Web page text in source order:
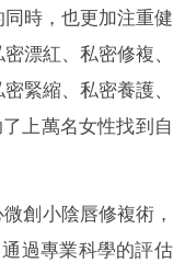
時，也更加注重健
漂紅、私密修複、
緊縮、私密養護、
上萬名女性找到自
創小陰唇修複術，
過專業科學的評估